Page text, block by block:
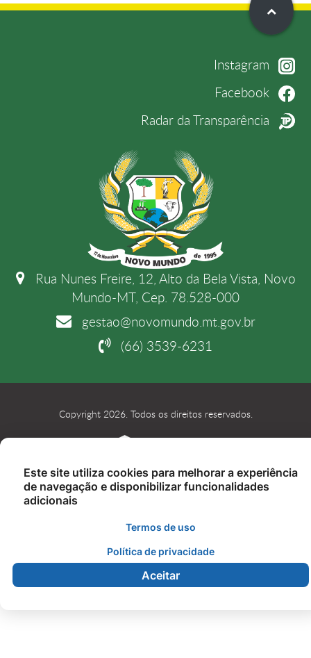
Instagram
Facebook
Radar da Transparência
Rua Nunes Freire, 12, Alto da Bela Vista, Novo
Mundo-MT, Cep. 78.528-000
gestao@novomundo.mt.gov.br
(66) 3539-6231
Copyright 2026. Todos os direitos reservados.
Este site utiliza cookies para melhorar a experiência
de navegação e disponibilizar funcionalidades
adicionais
Termos de uso
Política de privacidade
Aceitar